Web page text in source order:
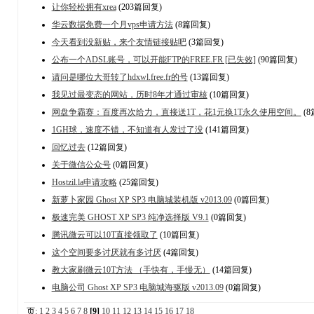
让你轻松拥有xrea(203篇回复)
华云数据免费一个月vps申请方法(8篇回复)
今天看到没新贴，来个友情链接贴吧(3篇回复)
公布一个ADSL账号，可以开能FTP的FREE.FR [已失效] (90篇回复)
请问是哪位大哥转了hdxwl.free.fr的号(13篇回复)
我见过最变态的网站，历时8年才通过审核(10篇回复)
网盘争霸赛：百度再次给力，直接送1T，花1元换1T永久使用空间。
(8
1GH球，速度不错，不知道有人发过了没(141篇回复)
回忆过去(12篇回复)
关于微信公众号(0篇回复)
Hostzil.la申请攻略(25篇回复)
新萝卜家园 Ghost XP SP3 电脑城装机版 v2013.09(0篇回复)
极速完美 GHOST XP SP3 纯净选择版 V9.1 (0篇回复)
腾讯微云可以10T直接领取了 (10篇回复)
这个空间要多讨厌就有多讨厌(4篇回复)
教大家刷微云10T方法 （手快有，手慢无）
(14篇回复)
电脑公司 Ghost XP SP3 电脑城海驱版 v2013.09(0篇回复)
页: 1 2 3 4 5 6 7 8 [9] 10 11 12 13 14 15 16 17 18